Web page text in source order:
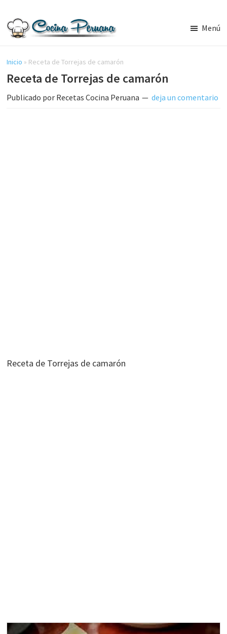
contenido
lateral
principal
Cocina
Peruana,
Recetas
de
Comida
Menú
Inicio » Receta de Torrejas de camarón
Receta de Torrejas de camarón
Publicado por Recetas Cocina Peruana deja un comentario
Receta de Torrejas de camarón